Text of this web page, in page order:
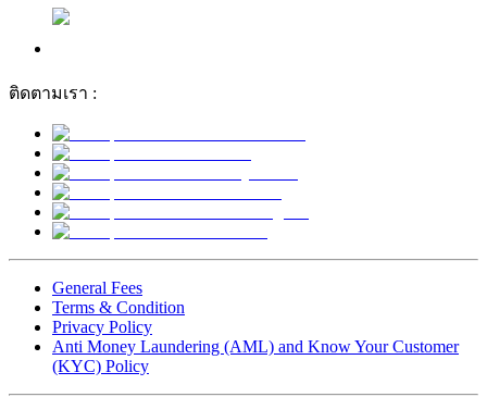
ติดตามเรา :
General Fees
Terms & Condition
Privacy Policy
Anti Money Laundering (AML) and Know Your Customer
(KYC) Policy